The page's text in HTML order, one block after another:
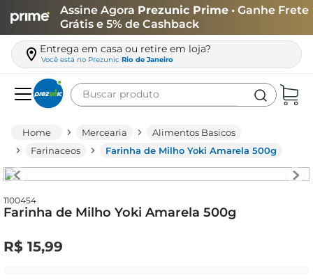
Assine Agora Prezunic Prime • Ganhe Frete
Grátis e 5% de Cashback
Entrega em casa ou retire em loja?
Você está no Prezunic Rio de Janeiro
Buscar produto
Mercearia
Alimentos Basicos
Farinaceos
Farinha de Milho Yoki Amarela 500g
1100454
Farinha de Milho Yoki Amarela 500g
R$ 15,99
leite
queijo
biscoito